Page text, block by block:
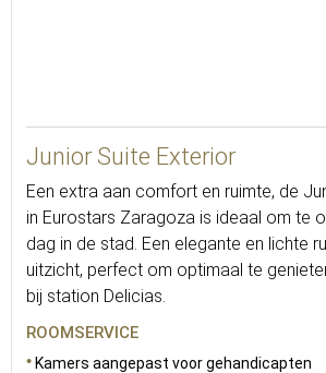
Junior Suite Exterior
Een extra aan comfort en ruimte, de
in Eurostars Zaragoza is ideaal om te
dag in de stad. Een elegante en lichte
uitzicht, perfect om optimaal te
bij station Delicias.
ROOMSERVICE
Kamers aangepast voor gehandicapten